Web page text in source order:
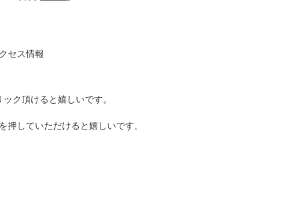
セス情報
ク頂けると嬉しいです。
していただけると嬉しいです。